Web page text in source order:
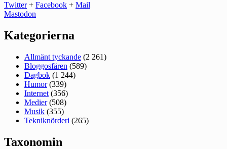
Twitter+ Facebook + Mail
Mastodon
Kategorierna
Allmänt tyckande (2 261)
Bloggosfären (589)
Dagbok (1 244)
Humor(339)
Internet (356)
Medier(508)
Musik (355)
Tekniknörderi (265)
Taxonomin